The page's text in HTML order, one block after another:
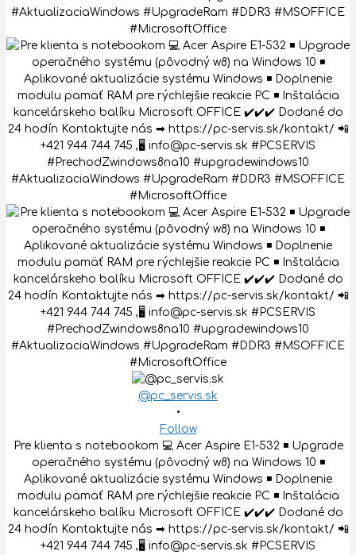
@pc_servis.sk
•
Follow
Pre klienta s notebookom 💻 Acer Aspire E1-532 ◾️ Upgrade
operačného systému (pôvodný w8) na Windows 10 ◾️
Aplikované aktualizácie systému Windows ◾️ Doplnenie
modulu pamäť RAM pre rýchlejšie reakcie PC ◾️ Inštalácia
kancelárskeho balíku Microsoft OFFICE ✔️✔️✔️ Dodané do
24 hodín Kontaktujte nás ➡ https://pc-servis.sk/kontakt/ 📲
+421 944 744 745 ,🖥 info@pc-servis.sk #PCSERVIS